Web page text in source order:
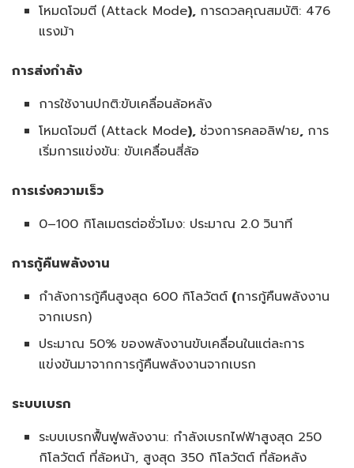
โหมดโจมตี (Attack Mode), การดวลคุณสมบัติ: 476
แรงม้า
การส่งกำลัง
การใช้งานปกติ:ขับเคลื่อนล้อหลัง
โหมดโจมตี (Attack Mode), ช่วงการคลอลิฟาย, การ
เริ่มการแข่งขัน: ขับเคลื่อนสี่ล้อ
การเร่งความเร็ว
0–100 กิโลเมตรต่อชั่วโมง: ประมาณ 2.0 วินาที
การกู้คืนพลังงาน
กำลังการกู้คืนสูงสุด 600 กิโลวัตต์ (การกู้คืนพลังงาน
จากเบรก)
ประมาณ 50% ของพลังงานขับเคลื่อนในแต่ละการ
แข่งขันมาจากการกู้คืนพลังงานจากเบรก
ระบบเบรก
ระบบเบรกฟื้นฟูพลังงาน: กำลังเบรกไฟฟ้าสูงสุด 250
กิโลวัตต์ ที่ล้อหน้า, สูงสุด 350 กิโลวัตต์ ที่ล้อหลัง